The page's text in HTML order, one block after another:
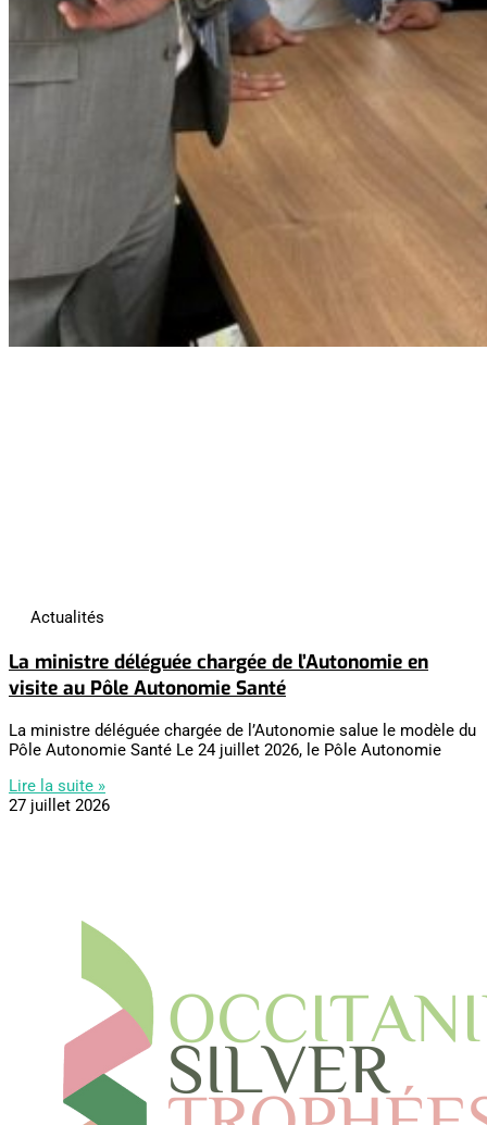
Actualités
La ministre déléguée chargée de l’Autonomie en
visite au Pôle Autonomie Santé
La ministre déléguée chargée de l’Autonomie salue le modèle du
Pôle Autonomie Santé Le 24 juillet 2026, le Pôle Autonomie
Lire la suite »
27 juillet 2026